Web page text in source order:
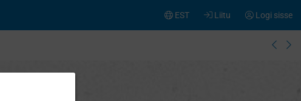
Logi sisse
Liitu
EST